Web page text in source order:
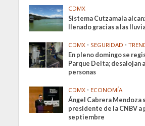
CDMX
Sistema Cutzamala
llenado gracias a las
CDMX • SEGURIDAD •
En pleno domingo se
Parque Delta; desalojan
personas
CDMX • ECONOMÍA
Ángel Cabrera Mendoza
presidente de la CNBV a
septiembre